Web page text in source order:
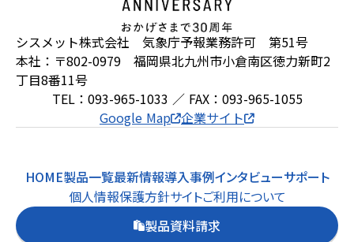
シスメット株式会社 気象庁予報業務許可 第51号
本社：〒802-0979 福岡県北九州市小倉南区徳力新町2
丁目8番11号
TEL：093-965-1033 ／ FAX：093-965-1055
Google Map 企業サイト
HOME製品一覧最新情報導入事例インタビューサポート
個人情報保護方針サイトご利用について
製品資料請求